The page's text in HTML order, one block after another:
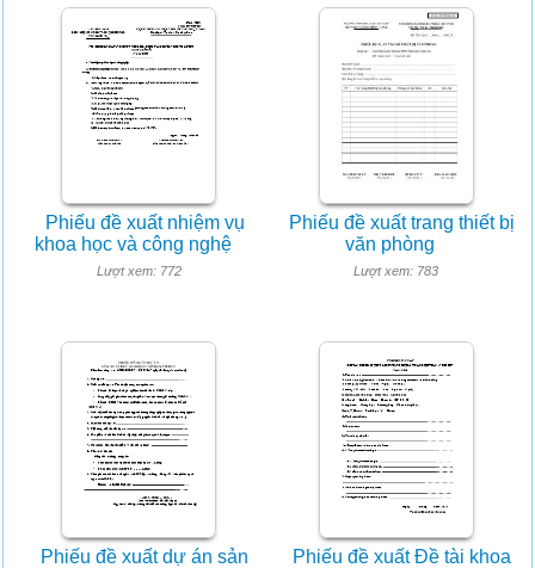
Phiếu đề xuất nhiệm vụ
khoa học và công nghệ
Lượt xem: 772
Phiếu đề xuất trang thiết bị
văn phòng
Lượt xem: 783
Phiếu đề xuất dự án sản
Phiếu đề xuất Đề tài khoa